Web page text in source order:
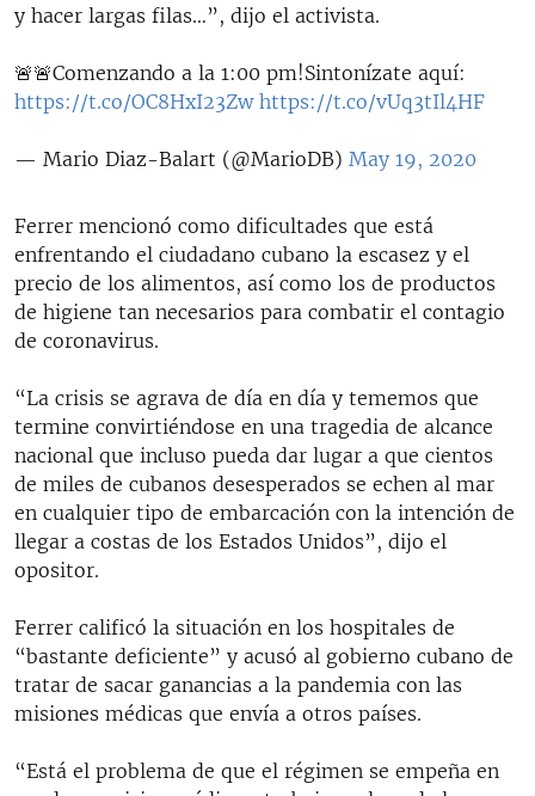
y hacer largas filas…”, dijo el activista.
🚨🚨Comenzando a la 1:00 pm!Sintonízate aquí:
https://t.co/OC8HxI23Zw https://t.co/vUq3tIl4HF
— Mario Diaz-Balart (@MarioDB) May 19, 2020
Ferrer mencionó como dificultades que está
enfrentando el ciudadano cubano la escasez y el
precio de los alimentos, así como los de productos
de higiene tan necesarios para combatir el contagio
de coronavirus.
“La crisis se agrava de día en día y tememos que
termine convirtiéndose en una tragedia de alcance
nacional que incluso pueda dar lugar a que cientos
de miles de cubanos desesperados se echen al mar
en cualquier tipo de embarcación con la intención de
llegar a costas de los Estados Unidos”, dijo el
opositor.
Ferrer calificó la situación en los hospitales de
“bastante deficiente” y acusó al gobierno cubano de
tratar de sacar ganancias a la pandemia con las
misiones médicas que envía a otros países.
“Está el problema de que el régimen se empeña en